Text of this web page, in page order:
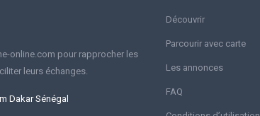
online.com pour rapprocher les
leurs échanges.
Dakar Sénégal
Découvrir
Parcourir avec carte
Les annonces
FAQ